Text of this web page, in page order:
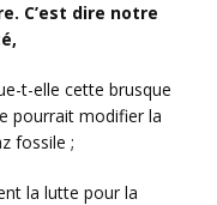
C’est dire notre
t-elle cette brusque
pourrait modifier la
fossile ;
la lutte pour la